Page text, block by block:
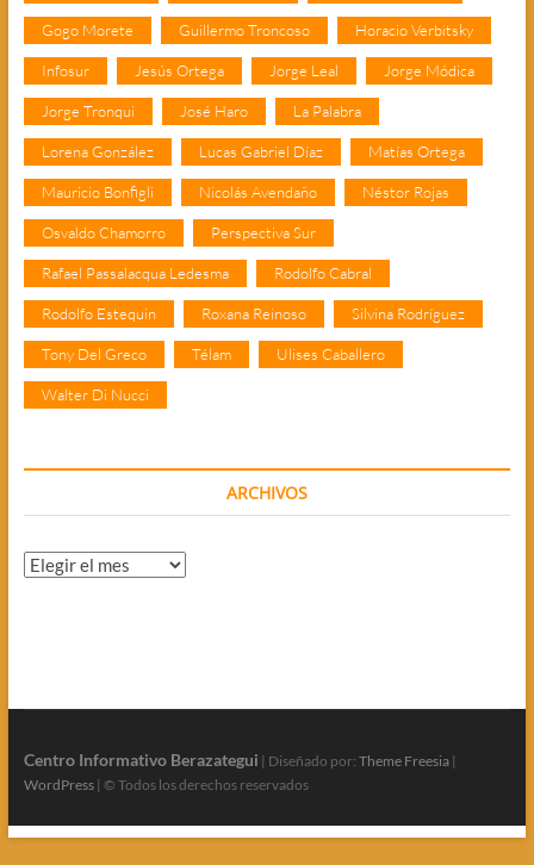
Gogo Morete Guillermo Troncoso Horacio Verbitsky
Infosur Jesús Ortega Jorge Leal Jorge Módica
Jorge Tronqui José Haro La Palabra
Lorena González Lucas Gabriel Díaz Matías Ortega
Mauricio Bonfigli Nicolás Avendaño Néstor Rojas
Osvaldo Chamorro Perspectiva Sur
Rafael Passalacqua Ledesma Rodolfo Cabral
Rodolfo Estequin Roxana Reinoso Silvina Rodríguez
Tony Del Greco Télam Ulises Caballero
Walter Di Nucci
ARCHIVOS
Archivos
Centro Informativo Berazategui | Diseñado por: Theme Freesia|
WordPress| © Todos los derechos reservados